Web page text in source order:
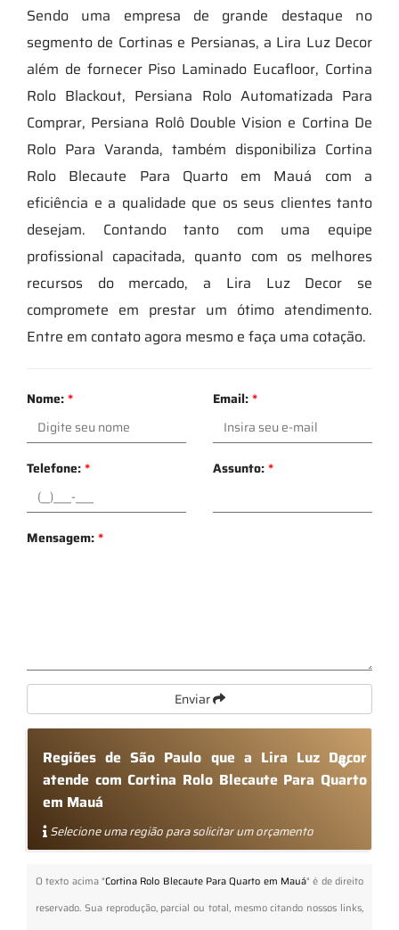
Sendo uma empresa de grande destaque no
segmento de Cortinas e Persianas, a Lira Luz Decor
além de fornecer Piso Laminado Eucafloor, Cortina
Rolo Blackout, Persiana Rolo Automatizada Para
Comprar, Persiana Rolô Double Vision e Cortina De
Rolo Para Varanda, também disponibiliza Cortina
Rolo Blecaute Para Quarto em Mauá com a
eficiência e a qualidade que os seus clientes tanto
desejam. Contando tanto com uma equipe
profissional capacitada, quanto com os melhores
recursos do mercado, a Lira Luz Decor se
compromete em prestar um ótimo atendimento.
Entre em contato agora mesmo e faça uma cotação.
Nome:* Email:*
Telefone:* Assunto:*
Mensagem:*
Enviar
Regiões de São Paulo que a Lira Luz Decor
atende com Cortina Rolo Blecaute Para Quarto
em Mauá
Selecione uma região para solicitar um orçamento
O texto acima "Cortina Rolo Blecaute Para Quarto em Mauá" é de direito
reservado. Sua reprodução, parcial ou total, mesmo citando nossos links,